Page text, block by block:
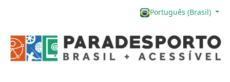
Português (Brasil)